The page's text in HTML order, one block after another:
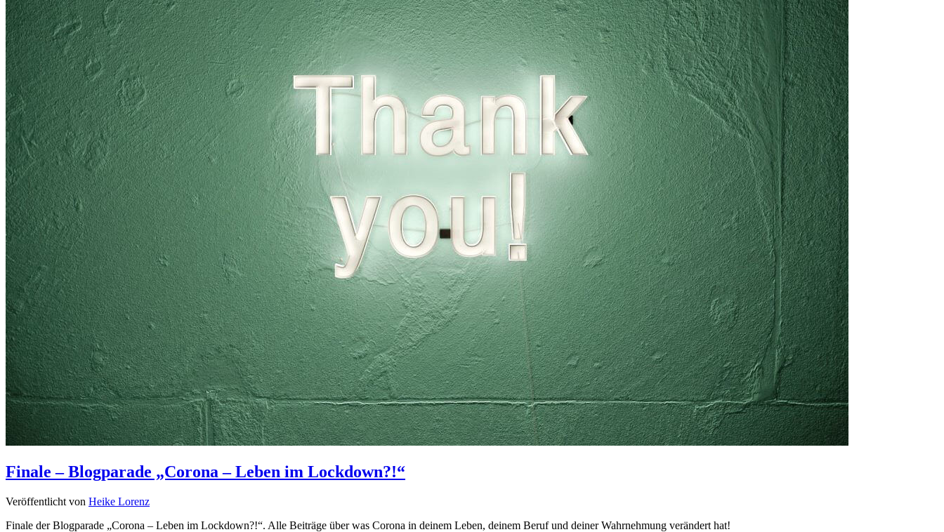
Finale – Blogparade „Corona – Leben im Lockdown?!“
Veröffentlicht von Heike Lorenz
Finale der Blogparade „Corona – Leben im Lockdown?!“. Alle Beiträge über was Corona in deinem Leben, deinem Beruf und deiner Wahrnehmung verändert hat!